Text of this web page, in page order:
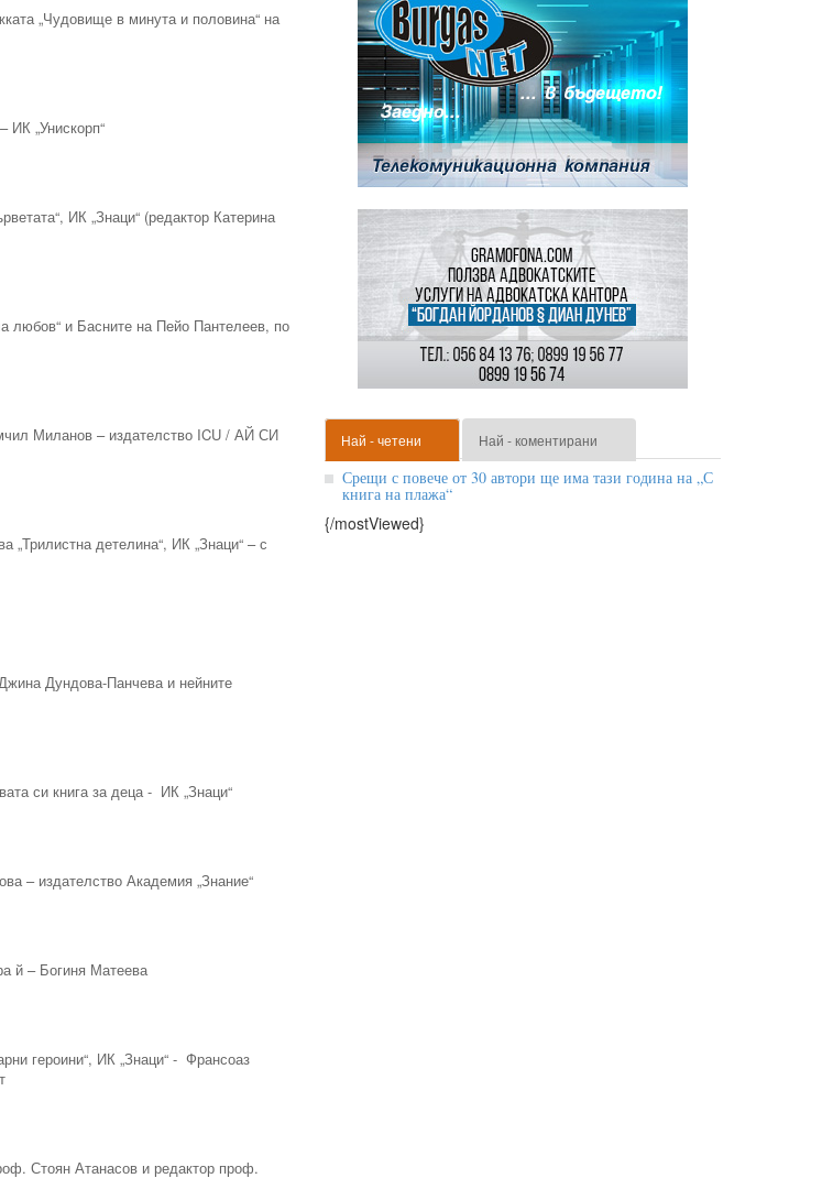
„Чудовище в минута и половина“ на
ИК „Унискорп“
ИК „Знаци“ (редактор Катерина
любов“ и Басните на Пейо Пантелеев, по
Миланов – издателство ICU / АЙ СИ
детелина“, ИК „Знаци“ – с
Дундова-Панчева и нейните
си книга за деца - ИК „Знаци“
– издателство Академия „Знание“
й – Богиня Матеева
героини“, ИК „Знаци“ - Франсоаз
Стоян Атанасов и редактор проф.
Най - четени Най - коментирани
Срещи с повече от 30 автори ще има тази година на „С
книга на плажа“
{/mostViewed}